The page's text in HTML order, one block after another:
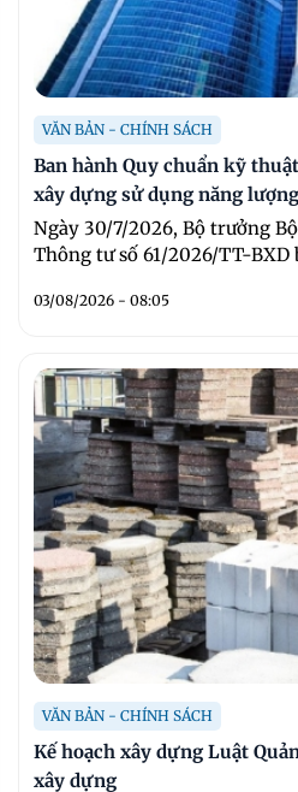
VĂN BẢN - CHÍNH SÁCH
Ban hành Quy chuẩn kỹ
xây dựng sử dụng năng
Ngày 30/7/2026, Bộ trưởng
Thông tư số 61/2026/TT-BXD
03/08/2026 - 08:05
VĂN BẢN - CHÍNH SÁCH
Kế hoạch xây dựng Luật
xây dựng